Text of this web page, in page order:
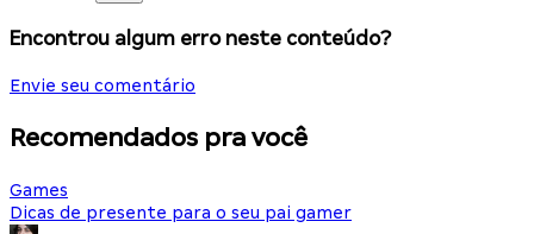
Encontrou algum erro neste conteúdo?
Envie seu comentário
Recomendados pra você
Games
Dicas de presente para o seu pai gamer